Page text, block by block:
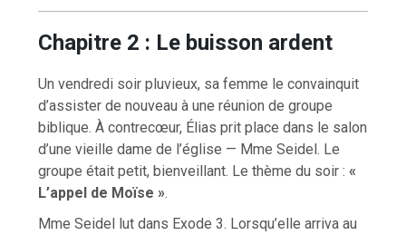
Chapitre 2 : Le buisson ardent
Un vendredi soir pluvieux, sa femme le convainquit
d’assister de nouveau à une réunion de groupe
biblique. À contrecœur, Élias prit place dans le salon
d’une vieille dame de l’église — Mme Seidel. Le
groupe était petit, bienveillant. Le thème du soir :«
L’appel de Moïse ».
Mme Seidel lut dans Exode 3. Lorsqu’elle arriva au